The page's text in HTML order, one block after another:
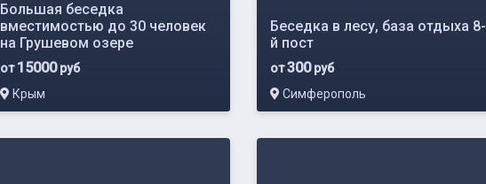
Большая беседка
вместимостью до 30 человек
на Грушевом озере
от15000руб
Крым
Беседка в лесу, база отдыха 8-
й пост
от300руб
Симферополь